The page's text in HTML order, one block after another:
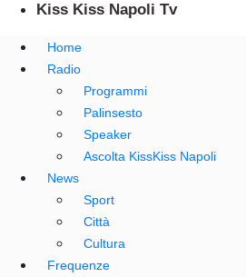
Kiss Kiss Napoli Tv
Home
Radio
Programmi
Palinsesto
Speaker
Ascolta KissKiss Napoli
News
Sport
Città
Cultura
Frequenze